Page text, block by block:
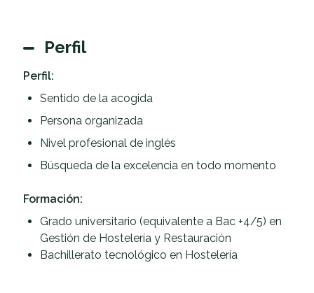
Perfil
Perfil:
Sentido de la acogida
Persona organizada
Nivel profesional de inglés
Búsqueda de la excelencia en todo momento
Formación:
Grado universitario (equivalente a Bac +4/5) en
Gestión de Hostelería y Restauración
Bachillerato tecnológico en Hostelería